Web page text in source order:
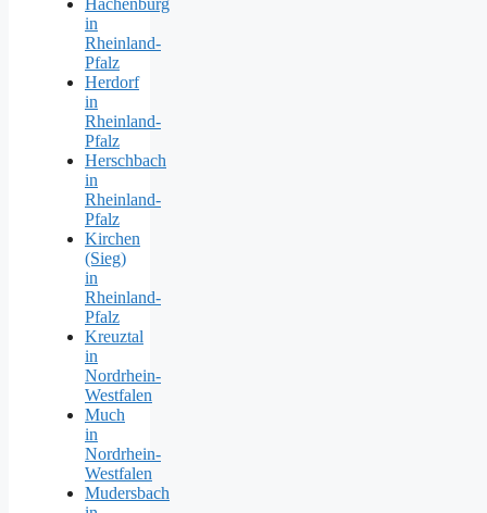
in
Rheinland-
Pfalz
Herdorf
in
Rheinland-
Pfalz
Herschbach
in
Rheinland-
Pfalz
Kirchen
(Sieg)
in
Rheinland-
Pfalz
Kreuztal
in
Nordrhein-
Westfalen
Much
in
Nordrhein-
Westfalen
Mudersbach